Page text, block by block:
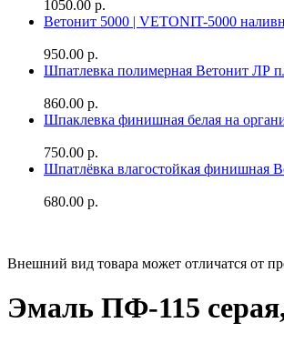
1050.00 р.
Ветонит 5000 | VETONIT-5000
950.00 р.
Шпатлевка полимерная Ветонит ЛР
860.00 р.
Шпаклевка финишная белая на
750.00 р.
Шпатлёвка влагостойкая финишная
680.00 р.
Внешний вид товара может отличатся от
Эмаль ПФ-115